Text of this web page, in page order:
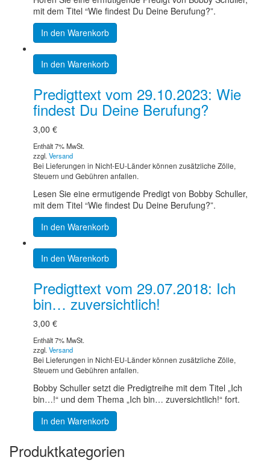
mit dem Titel “Wie findest Du Deine Berufung?”.
In den Warenkorb
In den Warenkorb
Predigttext vom 29.10.2023: Wie
findest Du Deine Berufung?
3,00 €
Enthält 7% MwSt.
zzgl. Versand
Bei Lieferungen in Nicht-EU-Länder können zusätzliche Zölle,
Steuern und Gebühren anfallen.
Lesen Sie eine ermutigende Predigt von Bobby Schuller,
mit dem Titel “Wie findest Du Deine Berufung?”.
In den Warenkorb
In den Warenkorb
Predigttext vom 29.07.2018: Ich
bin… zuversichtlich!
3,00 €
Enthält 7% MwSt.
zzgl. Versand
Bei Lieferungen in Nicht-EU-Länder können zusätzliche Zölle,
Steuern und Gebühren anfallen.
Bobby Schuller setzt die Predigtreihe mit dem Titel „Ich
bin…!“ und dem Thema „Ich bin… zuversichtlich!“ fort.
In den Warenkorb
Produktkategorien